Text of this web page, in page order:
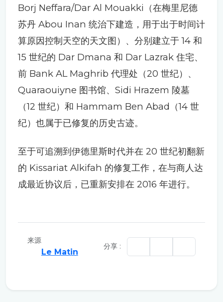
Borj Neffara/Dar Al Mouakki（在梅里尼德
苏丹 Abou Inan 统治下建造，用于出于时间计
算原因控制天空的天文图）、分别建立于 14 和
15 世纪的 Dar Dmana 和 Dar Lazrak 住宅、
前 Bank AL Maghrib 代理处（20 世纪）、
Quaraouiyne 图书馆、Sidi Hrazem 陵墓
（12 世纪）和 Hammam Ben Abad（14 世
纪）也属于已修复的历史古迹。
至于可追溯到伊德里斯时代并在 20 世纪初翻新
的 Kissariat Alkifah 的修复工作，在与商人达
成最近协议后，已重新安排在 2016 年进行。
来源
Le Matin
分享 :